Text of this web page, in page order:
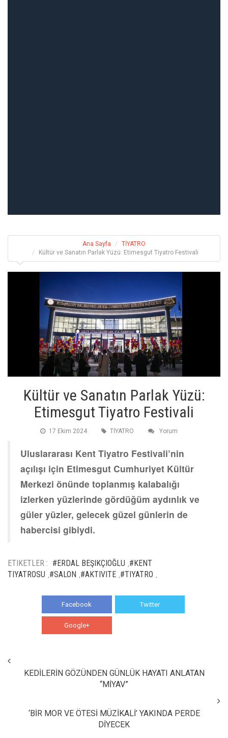
Ana Sayfa
TİYATRO
Kültür ve Sanatın Parlak Yüzü: Etimesgut Tiyatro Festivali
Kültür ve Sanatın Parlak Yüzü:
Etimesgut Tiyatro Festivali
17 Ekim 2024 TİYATRO Yorum
Uluslararası Kent Tiyatro Festivali’nin
açılışı için Etimesgut Cumhuriyet Kültür
Merkezi önünde toplanmış kalabalığı
izlerken yüzlerinde gördüğüm aydınlık ve
güler yüzler, gelecek güzel günlerin de
habercisi gibiydi.
ETIKETLER : #ERDAL BEŞIKÇIOĞLU #KENT
TIYATROSU #SALON #AKTIVITE #TIYATRO
Facebook Twitter
Google+
KEDİLERİN GÖZÜNDEN GÜNLÜK HAYATI ANLATAN
“MİYAV”
‘BİR MOR VE ÖTESİ MÜZİKALİ’ YAKINDA PERDE
DİYECEK